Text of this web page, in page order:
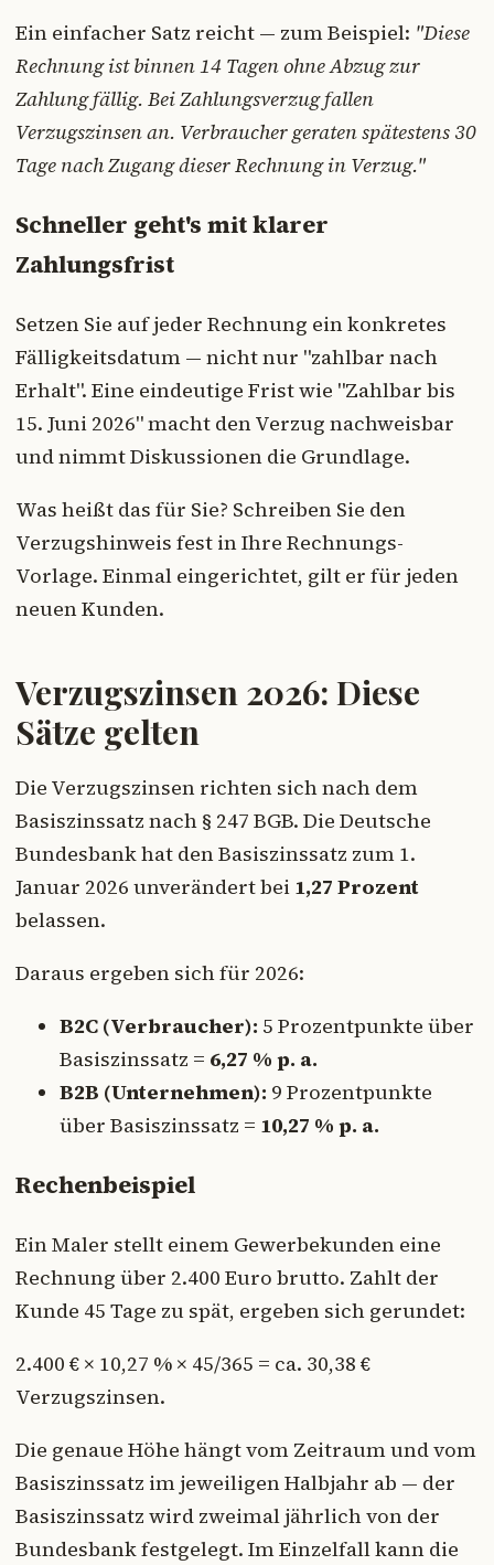
Ein einfacher Satz reicht — zum Beispiel: "Diese
Rechnung ist binnen 14 Tagen ohne Abzug zur
Zahlung fällig. Bei Zahlungsverzug fallen
Verzugszinsen an. Verbraucher geraten spätestens 30
Tage nach Zugang dieser Rechnung in Verzug."
Schneller geht's mit klarer
Zahlungsfrist
Setzen Sie auf jeder Rechnung ein konkretes
Fälligkeitsdatum — nicht nur "zahlbar nach
Erhalt". Eine eindeutige Frist wie "Zahlbar bis
15. Juni 2026" macht den Verzug nachweisbar
und nimmt Diskussionen die Grundlage.
Was heißt das für Sie? Schreiben Sie den
Verzugshinweis fest in Ihre Rechnungs-
Vorlage. Einmal eingerichtet, gilt er für jeden
neuen Kunden.
Verzugszinsen 2026: Diese
Sätze gelten
Die Verzugszinsen richten sich nach dem
Basiszinssatz nach § 247 BGB. Die Deutsche
Bundesbank hat den Basiszinssatz zum 1.
Januar 2026 unverändert bei 1,27 Prozent
belassen.
Daraus ergeben sich für 2026:
B2C (Verbraucher): 5 Prozentpunkte über
Basiszinssatz = 6,27 % p. a.
B2B (Unternehmen): 9 Prozentpunkte
über Basiszinssatz = 10,27 % p. a.
Rechenbeispiel
Ein Maler stellt einem Gewerbekunden eine
Rechnung über 2.400 Euro brutto. Zahlt der
Kunde 45 Tage zu spät, ergeben sich gerundet:
2.400 € × 10,27 % × 45/365 = ca. 30,38 €
Verzugszinsen.
Die genaue Höhe hängt vom Zeitraum und vom
Basiszinssatz im jeweiligen Halbjahr ab — der
Basiszinssatz wird zweimal jährlich von der
Bundesbank festgelegt. Im Einzelfall kann die